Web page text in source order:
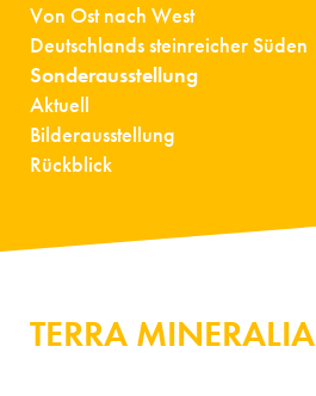
Von Ost nach West
Deutschlands steinreicher Süden
Sonderausstellung
Aktuell
Bilderausstellung
Rückblick
TERRA MINERALIA